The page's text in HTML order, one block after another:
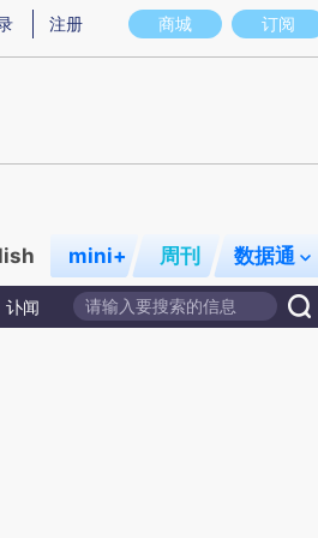
存在偏差。不代表财新观点和立场。推荐点
商城 订阅
注册
mini+ 周刊 数据通
讣闻